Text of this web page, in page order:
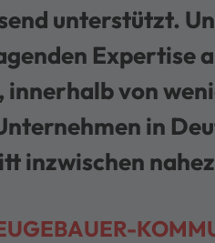
unterstützt.
Expertise
innerhalb von
in
inzwischen